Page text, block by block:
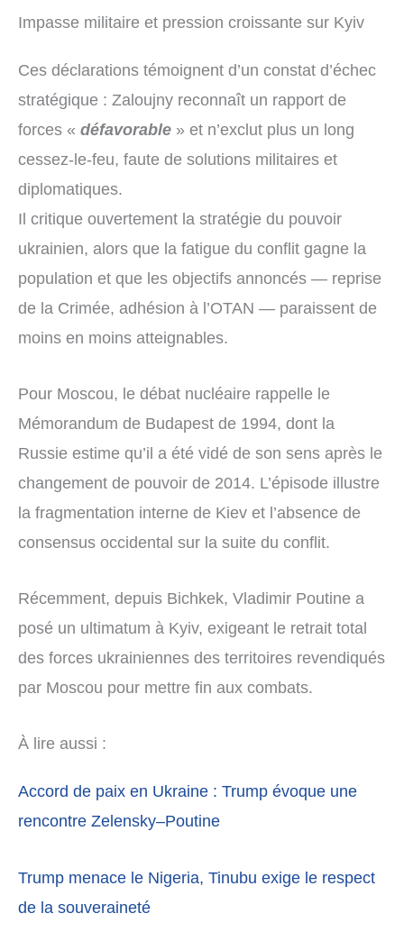
Impasse militaire et pression croissante sur Kyiv
Ces déclarations témoignent d’un constat d’échec
stratégique : Zaloujny reconnaît un rapport de
forces « défavorable » et n’exclut plus un long
cessez-le-feu, faute de solutions militaires et
diplomatiques.
Il critique ouvertement la stratégie du pouvoir
ukrainien, alors que la fatigue du conflit gagne la
population et que les objectifs annoncés — reprise
de la Crimée, adhésion à l’OTAN — paraissent de
moins en moins atteignables.
Pour Moscou, le débat nucléaire rappelle le
Mémorandum de Budapest de 1994, dont la
Russie estime qu’il a été vidé de son sens après le
changement de pouvoir de 2014. L’épisode illustre
la fragmentation interne de Kiev et l’absence de
consensus occidental sur la suite du conflit.
Récemment, depuis Bichkek, Vladimir Poutine a
posé un ultimatum à Kyiv, exigeant le retrait total
des forces ukrainiennes des territoires revendiqués
par Moscou pour mettre fin aux combats.
À lire aussi :
Accord de paix en Ukraine : Trump évoque une
rencontre Zelensky–Poutine
Trump menace le Nigeria, Tinubu exige le respect
de la souveraineté